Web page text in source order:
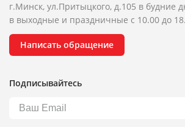
г.Минск, ул.Притыцкого, д.105 в будние
в выходные и праздничные с 10.00 до
Написать обращение
Подписывайтесь